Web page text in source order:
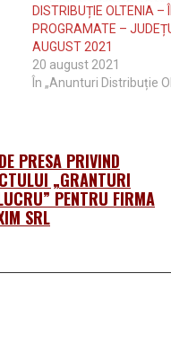
DISTRIBUȚIE OLTENIA –
PROGRAMATE –
AUGUST 2021
20 august 2021
În „Anunturi Distribuție
PRESA PRIVIND
„GRANTURI
PENTRU FIRMA
SRL